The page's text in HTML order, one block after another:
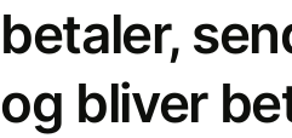
betaler,
og bliver